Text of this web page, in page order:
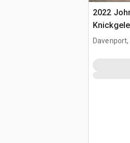
2022
Davenport,